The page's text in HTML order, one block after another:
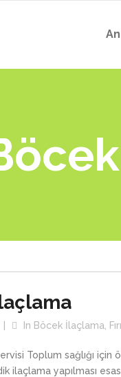
In Böcek İlaçlama
Toplum sağlığı
ilaçlama yapılması